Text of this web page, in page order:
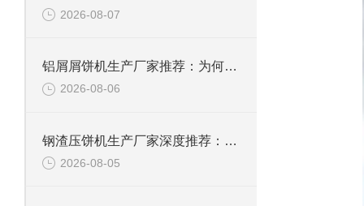
2026-08-07
铝屑屑饼机生产厂家推荐：为何恩派特成为金属回收行业的“隐形优选”？
2026-08-06
钢渣压饼机生产厂家深度推荐：为何恩派特成为高净值产线的优选
2026-08-05